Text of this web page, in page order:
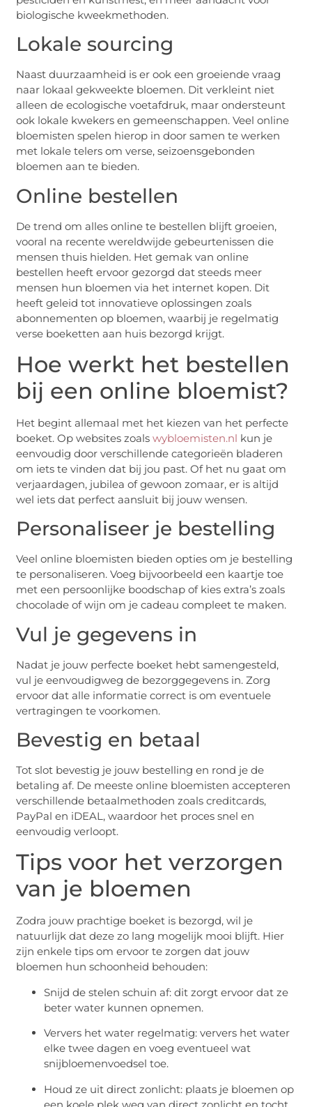
biologische kweekmethoden.
Lokale sourcing
Naast duurzaamheid is er ook een groeiende vraag
naar lokaal gekweekte bloemen. Dit verkleint niet
alleen de ecologische voetafdruk, maar ondersteunt
ook lokale kwekers en gemeenschappen. Veel online
bloemisten spelen hierop in door samen te werken
met lokale telers om verse, seizoensgebonden
bloemen aan te bieden.
Online bestellen
De trend om alles online te bestellen blijft groeien,
vooral na recente wereldwijde gebeurtenissen die
mensen thuis hielden. Het gemak van online
bestellen heeft ervoor gezorgd dat steeds meer
mensen hun bloemen via het internet kopen. Dit
heeft geleid tot innovatieve oplossingen zoals
abonnementen op bloemen, waarbij je regelmatig
verse boeketten aan huis bezorgd krijgt.
Hoe werkt het bestellen
bij een online bloemist?
Het begint allemaal met het kiezen van het perfecte
boeket. Op websites zoalswybloemisten.nl kun je
eenvoudig door verschillende categorieën bladeren
om iets te vinden dat bij jou past. Of het nu gaat om
verjaardagen, jubilea of gewoon zomaar, er is altijd
wel iets dat perfect aansluit bij jouw wensen.
Personaliseer je bestelling
Veel online bloemisten bieden opties om je bestelling
te personaliseren. Voeg bijvoorbeeld een kaartje toe
met een persoonlijke boodschap of kies extra’s zoals
chocolade of wijn om je cadeau compleet te maken.
Vul je gegevens in
Nadat je jouw perfecte boeket hebt samengesteld,
vul je eenvoudigweg de bezorggegevens in. Zorg
ervoor dat alle informatie correct is om eventuele
vertragingen te voorkomen.
Bevestig en betaal
Tot slot bevestig je jouw bestelling en rond je de
betaling af. De meeste online bloemisten accepteren
verschillende betaalmethoden zoals creditcards,
PayPal en iDEAL, waardoor het proces snel en
eenvoudig verloopt.
Tips voor het verzorgen
van je bloemen
Zodra jouw prachtige boeket is bezorgd, wil je
natuurlijk dat deze zo lang mogelijk mooi blijft. Hier
zijn enkele tips om ervoor te zorgen dat jouw
bloemen hun schoonheid behouden:
Snijd de stelen schuin af: dit zorgt ervoor dat ze
beter water kunnen opnemen.
Ververs het water regelmatig: ververs het water
elke twee dagen en voeg eventueel wat
snijbloemenvoedsel toe.
Houd ze uit direct zonlicht: plaats je bloemen op
een koele plek weg van direct zonlicht en tocht.